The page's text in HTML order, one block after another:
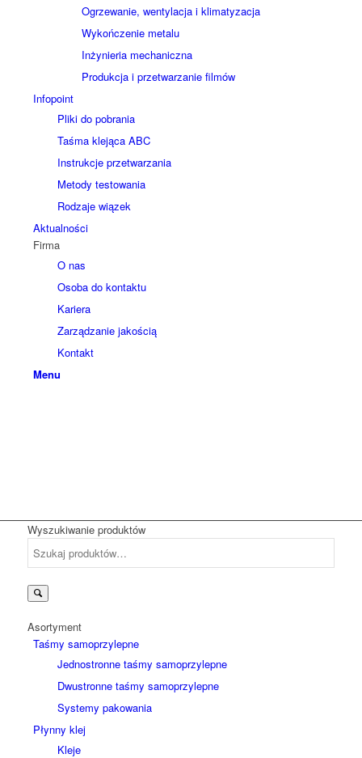
Ogrzewanie, wentylacja i klimatyzacja
Wykończenie metalu
Inżynieria mechaniczna
Produkcja i przetwarzanie filmów
Infopoint
Pliki do pobrania
Taśma klejąca ABC
Instrukcje przetwarzania
Metody testowania
Rodzaje wiązek
Aktualności
Firma
O nas
Osoba do kontaktu
Kariera
Zarządzanie jakością
Kontakt
Menu
Wyszukiwanie produktów
Asortyment
Taśmy samoprzylepne
Jednostronne taśmy samoprzylepne
Dwustronne taśmy samoprzylepne
Systemy pakowania
Płynny klej
Kleje